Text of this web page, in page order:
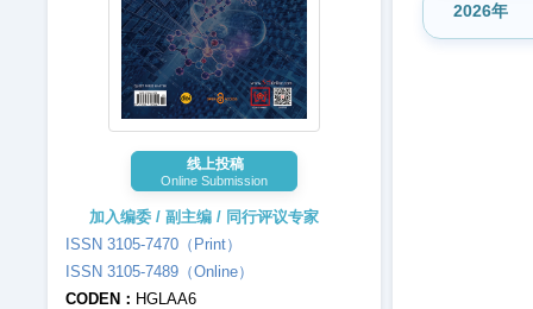
线上投稿
Online Submission
加入编委 / 副主编 / 同行评议专家
ISSN 3105-7470（Print）
ISSN 3105-7489（Online）
CODEN： HGLAA6
2026年